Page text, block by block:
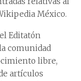
México.
Editatón
comunidad
libre,
artículos